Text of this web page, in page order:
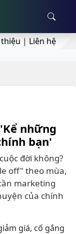
| Liên hệ
những
bạn'
đời không?
off" theo mùa,
marketing
của chính
giá, cố gắng